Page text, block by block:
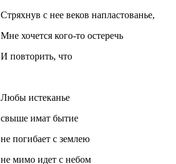
Стряхнув с нее веков напластованье,
Мне хочется кого-то остеречь
И повторить, что
Любы истеканье
свыше имат бытие
не погибает с землею
не мимо идет с небом